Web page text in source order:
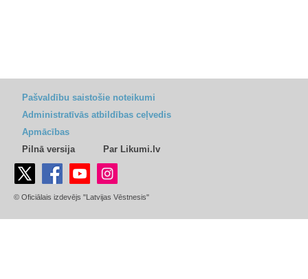
Pašvaldību saistošie noteikumi
Administratīvās atbildības ceļvedis
Apmācības
Pilnā versija
Par Likumi.lv
© Oficiālais izdevējs "Latvijas Vēstnesis"